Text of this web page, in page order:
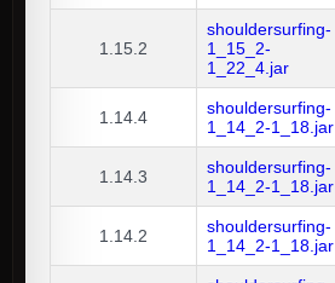
1.15.2
shouldersurfing-
1_15_2-
1_22_4.jar
1.14.4
shouldersurfing-
1_14_2-1_18.jar
1.14.3
shouldersurfing-
1_14_2-1_18.jar
1.14.2
shouldersurfing-
1_14_2-1_18.jar